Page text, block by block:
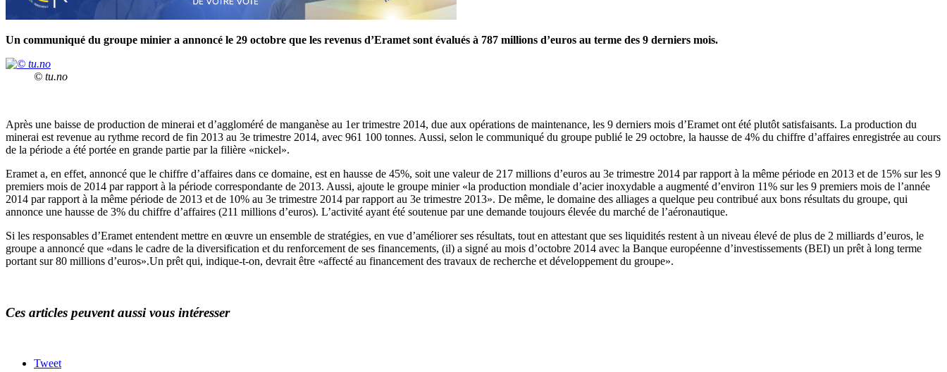
Un communiqué du groupe minier a annoncé le 29 octobre que les revenus d’Eramet sont évalués à 787 millions d’euros au terme des 9 derniers mois.
© tu.no
Après une baisse de production de minerai et d’aggloméré de manganèse au 1er trimestre 2014, due aux opérations de maintenance, les 9 derniers mois d’Eramet ont été plutôt satisfaisants. La production du
minerai est revenue au rythme record de fin 2013 au 3e trimestre 2014, avec 961 100 tonnes. Aussi, selon le communiqué du groupe publié le 29 octobre, la hausse de 4% du chiffre d’affaires enregistrée au cours
de la période a été portée en grande partie par la filière «nickel».
Eramet a, en effet, annoncé que le chiffre d’affaires dans ce domaine, est en hausse de 45%, soit une valeur de 217 millions d’euros au 3e trimestre 2014 par rapport à la même période en 2013 et de 15% sur les 9
premiers mois de 2014 par rapport à la période correspondante de 2013. Aussi, ajoute le groupe minier «la production mondiale d’acier inoxydable a augmenté d’environ 11% sur les 9 premiers mois de l’année
2014 par rapport à la même période de 2013 et de 10% au 3e trimestre 2014 par rapport au 3e trimestre 2013». De même, le domaine des alliages a quelque peu contribué aux bons résultats du groupe, qui
annonce une hausse de 3% du chiffre d’affaires (211 millions d’euros). L’activité ayant été soutenue par une demande toujours élevée du marché de l’aéronautique.
Si les responsables d’Eramet entendent mettre en œuvre un ensemble de stratégies, en vue d’améliorer ses résultats, tout en attestant que ses liquidités restent à un niveau élevé de plus de 2 milliards d’euros, le
groupe a annoncé que «dans le cadre de la diversification et du renforcement de ses financements, (il) a signé au mois d’octobre 2014 avec la Banque européenne d’investissements (BEI) un prêt à long terme
portant sur 80 millions d’euros».Un prêt qui, indique-t-on, devrait être «affecté au financement des travaux de recherche et développement du groupe».
Ces articles peuvent aussi vous intéresser
Tweet